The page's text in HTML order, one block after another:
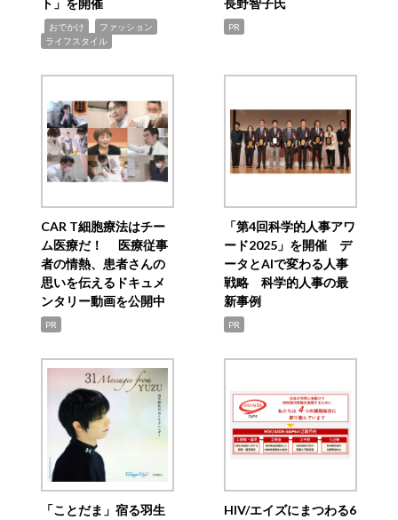
ト」を開催
おでかけ ファッション
ライフスタイル
長野智子氏
PR
CAR T細胞療法はチー
ム医療だ！ 医療従事
者の情熱、患者さんの
思いを伝えるドキュメ
ンタリー動画を公開中
PR
「第4回科学的人事アワ
ード2025」を開催 デ
ータとAIで変わる人事
戦略 科学的人事の最
新事例
PR
「ことだま」宿る羽生
HIV/エイズにまつわる6